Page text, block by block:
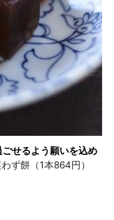
せるよう願いを込め
ず餅（1本864円）